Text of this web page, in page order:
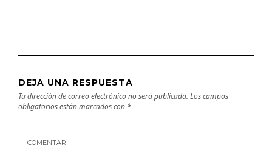
DEJA UNA RESPUESTA
Tu dirección de correo electrónico no será publicada. Los campos
obligatorios están marcados con *
COMENTAR